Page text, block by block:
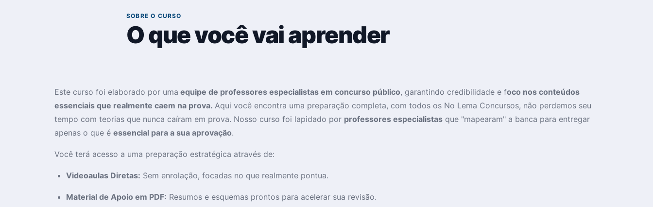
SOBRE O CURSO
O que você vai aprender
Este curso foi elaborado por uma equipe de professores especialistas em concurso público, garantindo credibilidade e foco nos conteúdos
essenciais que realmente caem na prova. Aqui você encontra uma preparação completa, com todos os No Lema Concursos, não perdemos seu
tempo com teorias que nunca caíram em prova. Nosso curso foi lapidado por professores especialistas que "mapearam" a banca para entregar
apenas o que é essencial para a sua aprovação.
Você terá acesso a uma preparação estratégica através de:
Videoaulas Diretas: Sem enrolação, focadas no que realmente pontua.
Material de Apoio em PDF: Resumos e esquemas prontos para acelerar sua revisão.